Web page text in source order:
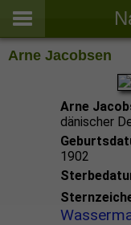
Arne Jacobsen
Arne
dänischer
1902